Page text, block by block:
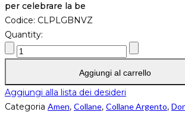
per celebrare la be
Codice: CLPLGBNVZ
Quantity:
Aggiungi al carrello
Aggiungi alla lista dei desideri
Categoria Amen, Collane, Collane Argento,